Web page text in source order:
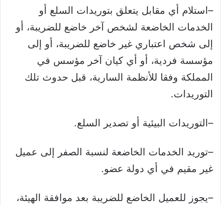
–استلام أي مقابل يتعلق بتوريدات السلع أو
الخدمات الخاضعة لشخص آخر خاضع للضريبة، أو
إلى شخص اعتباري غير خاضع للضريبة، أو إلى
مؤسسة فردية، أو أي كيان آخر مؤسس في
المملكة وفقا للأنظمة السارية، قبل حدوث تلك
التوريدات.
–التوريدات البيئية أو تصدير السلع.
–توريد الخدمات الخاضعة لنسبة الصفر إلى عميل
غير مقيم في أي دولة عضو.
–يجوز للعميل الخاضع للضريبة بعد موافقة الهيئة،